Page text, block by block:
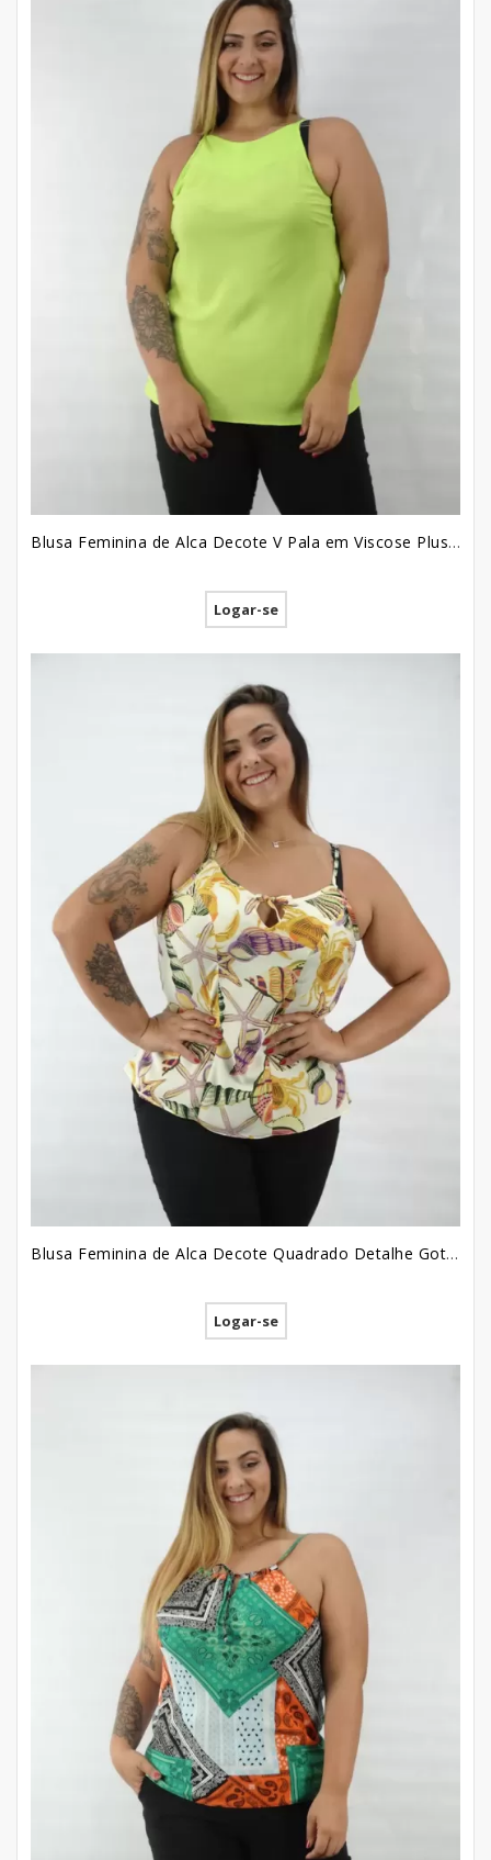
Blusa Feminina de Alca Decote V Pala em Viscose Plus Size Verde Neon [2209053]
Logar-se
Blusa Feminina de Alca Decote Quadrado Detalhe Gota em Viscose Plus Size Off White Conchas [2209050]
Logar-se